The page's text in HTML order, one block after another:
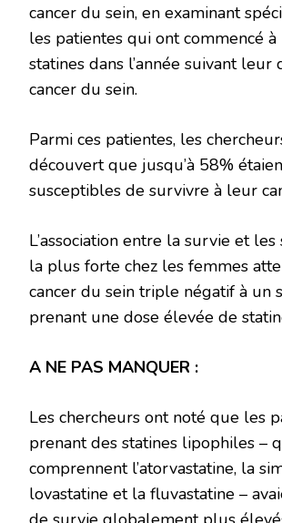
cancer du sein, en examinant
les patientes qui ont commencé
statines dans l’année suivant leur
cancer du sein.
Parmi ces patientes, les
découvert que jusqu’à 58%
susceptibles de survivre à leur
L’association entre la survie et
la plus forte chez les femmes
cancer du sein triple négatif à un
prenant une dose élevée de
A NE PAS MANQUER :
Les chercheurs ont noté que les
prenant des statines lipophiles –
comprennent l’atorvastatine, la
lovastatine et la fluvastatine –